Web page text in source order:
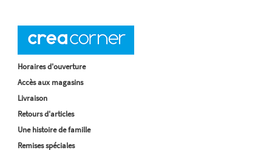
Horaires d'ouverture
Accès aux magasins
Livraison
Retours d'articles
Une histoire de famille
Remises spéciales